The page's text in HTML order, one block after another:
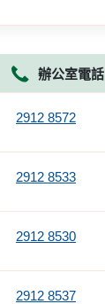
辦公室電話
2912 8572
2912 8533
2912 8530
2912 8537